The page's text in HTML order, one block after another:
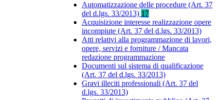
Automatizzazione delle procedure (Art. 37
del d.lgs. 33/2013) 17
Acquisizione interesse realizzazione opere
incompiute (Art. 37 del d.lgs. 33/2013)
Atti relativi alla programmazione di lavori,
opere, servizi e forniture / Mancata
redazione programmazione
Documenti sul sistema di qualificazione
(Art. 37 del d.lgs. 33/2013)
Gravi illeciti professionali (Art. 37 del
d.lgs. 33/2013)